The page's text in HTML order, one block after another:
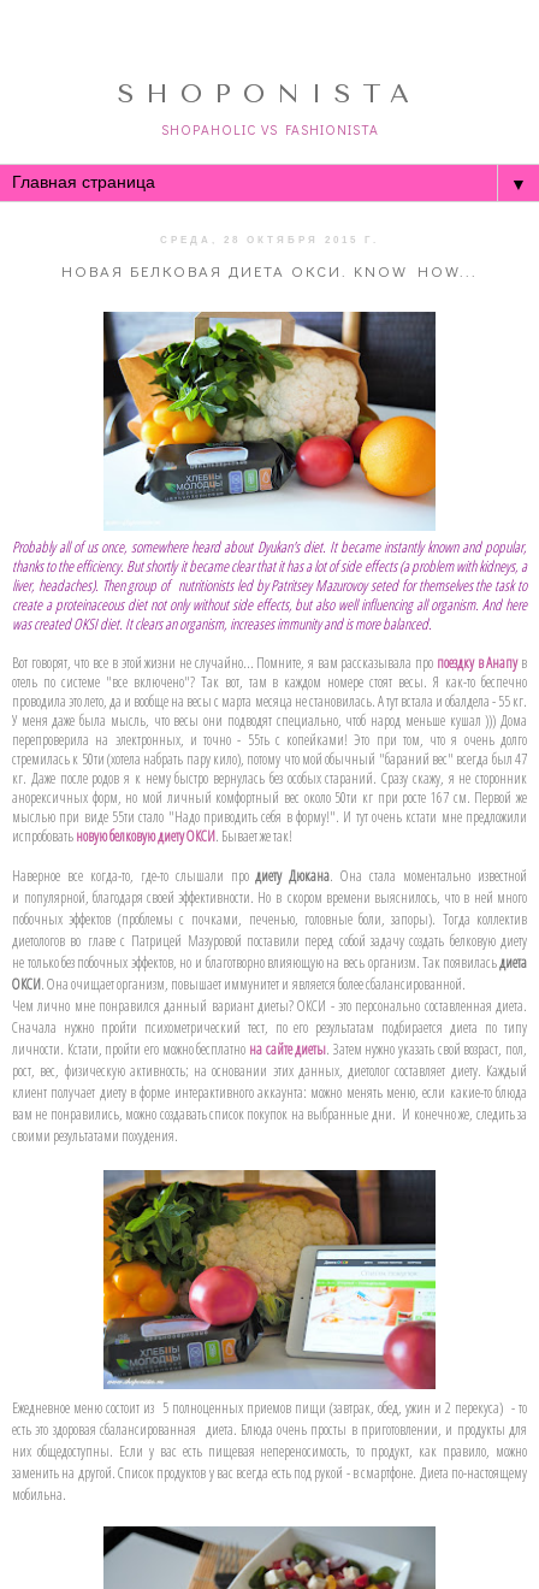
SHOPONISTA
SHOPAHOLIC VS FASHIONISTA
▼
СРЕДА, 28 ОКТЯБРЯ 2015 Г.
НОВАЯ БЕЛКОВАЯ ДИЕТА ОКСИ. KNOW HOW...
Probably all of us once, somewhere heard about Dyukan's diet. It became instantly known and popular,
thanks to the efficiency. But shortly it became clear that it has a lot of side effects (a problem with kidneys, a
liver, headaches). Then group of nutritionists led by Patritsey Mazurovoy seted for themselves the task to
create a proteinaceous diet not only without side effects, but also well influencing all organism. And here
was created OKSI diet. It clears an organism, increases immunity and is more balanced.
Вот говорят, что все в этой жизни не случайно... Помните, я вам рассказывала про поездку в Анапув
отель по системе "все включено"? Так вот, там в каждом номере стоят весы. Я как-то беспечно
проводила это лето, да и вообще на весы с марта месяца не становилась. А тут встала и обалдела - 55 кг.
У меня даже была мысль, что весы они подводят специально, чтоб народ меньше кушал ))) Дома
перепроверила на электронных, и точно - 55ть с копейками! Это при том, что я очень долго
стремилась к 50ти (хотела набрать пару кило), потому что мой обычный "бараний вес" всегда был 47
кг. Даже после родов я к нему быстро вернулась без особых стараний. Сразу скажу, я не сторонник
анорексичных форм, но мой личный комфортный вес около 50ти кг при росте 167 см. Первой же
мыслью при виде 55ти стало "Надо приводить себя в форму!". И тут очень кстати мне предложили
испробоватьновую белковую диету ОКСИ. Бывает же так!
Наверное все когда-то, где-то слышали продиету Дюкана. Она стала моментально известной
и популярной, благодаря своей эффективности. Но в скором времени выяснилось, что в ней много
побочных эффектов (проблемы с почками, печенью, головные боли, запоры). Тогда коллектив
диетологов во главе с Патрицей Мазуровой поставили перед собой задачу создать белковую диету
не только без побочных эффектов, но и благотворно влияющую на весь организм. Так появиласьдиета
ОКСИ. Она очищает организм, повышает иммунитет и является более сбалансированной.
Чем лично мне понравился данный вариант диеты? ОКСИ - это персонально составленная диета.
Сначала нужно пройти психометрический тест, по его результатам подбирается диета по типу
личности. Кстати, пройти его можно бесплатно на сайте диеты. Затем нужно указать свой возраст, пол,
рост, вес, физическую активность; на основании этих данных, диетолог составляет диету. Каждый
клиент получает диету в форме интерактивного аккаунта: можно менять меню, если какие-то блюда
вам не понравились, можно создавать список покупок на выбранные дни. И конечно же, следить за
своими результатами похудения.
Ежедневное меню состоит из 5 полноценных приемов пищи (завтрак, обед, ужин и 2 перекуса) - то
есть это здоровая сбалансированная диета. Блюда очень просты в приготовлении, и продукты для
них общедоступны. Если у вас есть пищевая непереносимость, то продукт, как правило, можно
заменить на другой. Список продуктов у вас всегда есть под рукой - в смартфоне. Диета по-настоящему
мобильна.